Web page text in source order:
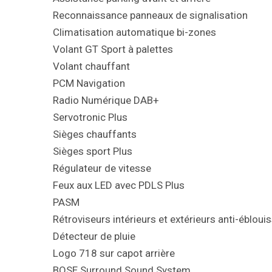
Reconnaissance panneaux de signalisation
Climatisation automatique bi-zones
Volant GT Sport à palettes
Volant chauffant
PCM Navigation
Radio Numérique DAB+
Servotronic Plus
Sièges chauffants
Sièges sport Plus
Régulateur de vitesse
Feux aux LED avec PDLS Plus
PASM
Rétroviseurs intérieurs et extérieurs anti-
Détecteur de pluie
Logo 718 sur capot arrière